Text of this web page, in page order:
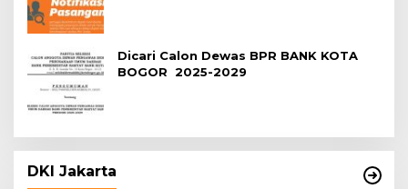
Dicari Calon Dewas BPR BANK KOTA
BOGOR 2025-2029
DKI Jakarta